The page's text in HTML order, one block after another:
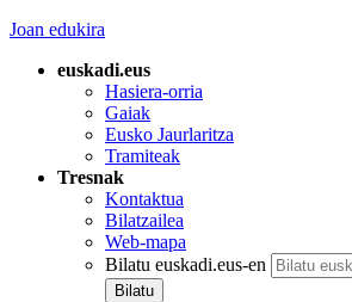
Joan edukira
euskadi.eus
Hasiera-orria
Gaiak
Eusko Jaurlaritza
Tramiteak
Tresnak
Kontaktua
Bilatzailea
Web-mapa
Bilatu euskadi.eus-en